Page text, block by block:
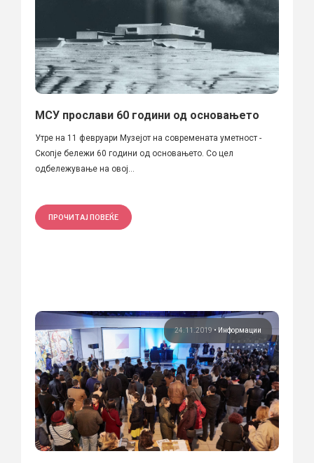
МСУ прослави 60 години од основањето
Утре на 11 февруари Музејот на современата уметност -
Скопје бележи 60 години од основањето. Со цел
одбележување на овој...
ПРОЧИТАЈ ПОВЕЌЕ
24.11.2019 • Информации